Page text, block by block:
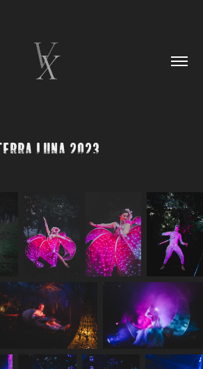
Luna 2023